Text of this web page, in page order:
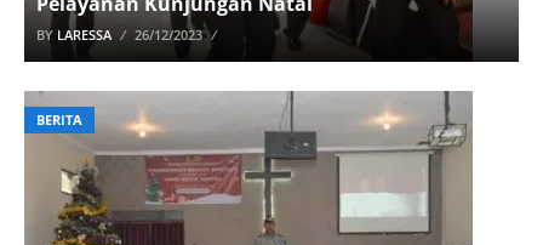
BY LARESSA 26/12/2023
BERITA